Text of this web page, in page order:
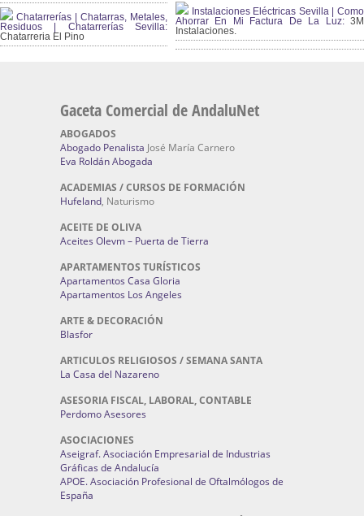
Chatarrerías | Chatarras, Metales,
Residuos | Chatarrerías Sevilla:
Chatarreria El Pino
Instalaciones Eléctricas Sevilla | Como
Ahorrar En Mi Factura De La Luz:3M
Instalaciones.
Gaceta Comercial de AndaluNet
ABOGADOS
Abogado Penalista José María Carnero
Eva Roldán Abogada
ACADEMIAS / CURSOS DE FORMACIÓN
Hufeland, Naturismo
ACEITE DE OLIVA
Aceites Olevm – Puerta de Tierra
APARTAMENTOS TURÍSTICOS
Apartamentos Casa Gloria
Apartamentos Los Angeles
ARTE & DECORACIÓN
Blasfor
ARTICULOS RELIGIOSOS / SEMANA SANTA
La Casa del Nazareno
ASESORIA FISCAL, LABORAL, CONTABLE
Perdomo Asesores
ASOCIACIONES
Aseigraf. Asociación Empresarial de Industrias
Gráficas de Andalucía
APOE. Asociación Profesional de Oftalmólogos de
España